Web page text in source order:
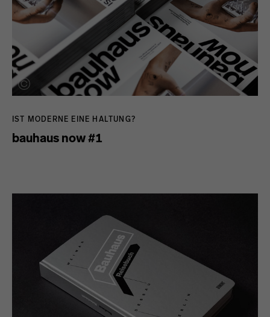
IST MODERNE EINE HALTUNG?
bauhaus now #1